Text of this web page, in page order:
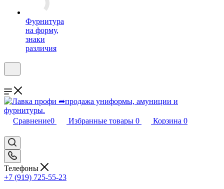
Фурнитура
на форму,
знаки
различия
Сравнение0 Избранные товары 0 Корзина 0
Телефоны
+7 (919) 725-55-23